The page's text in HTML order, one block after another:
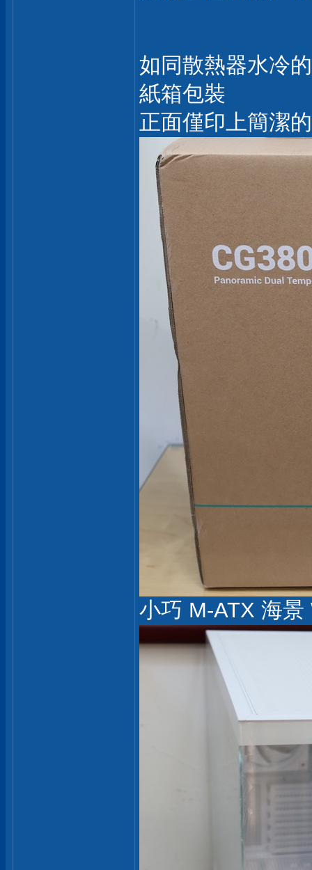
如同散熱器水冷
紙箱包裝
正面僅印上簡潔
小巧 M-ATX 海